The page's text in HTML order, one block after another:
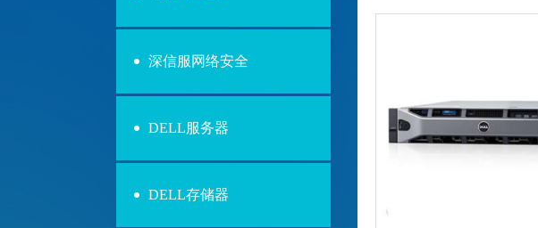
深信服网络安全
DELL服务器
DELL存储器